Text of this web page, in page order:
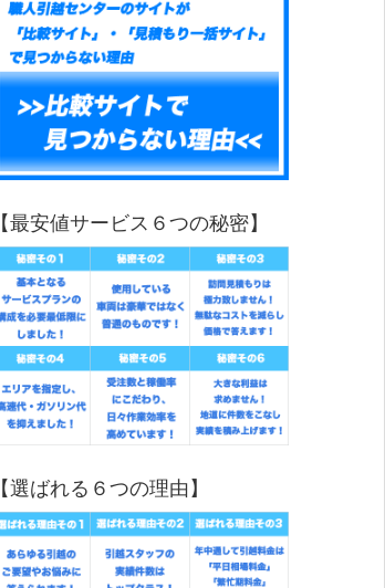
【最安値サービス６つの秘密】
【選ばれる６つの理由】